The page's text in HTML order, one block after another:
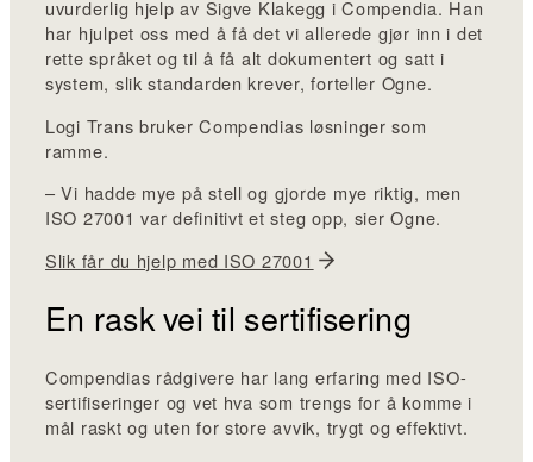
uvurderlig hjelp av Sigve Klakegg i Compendia. Han
har hjulpet oss med å få det vi allerede gjør inn i det
rette språket og til å få alt dokumentert og satt i
system, slik standarden krever, forteller Ogne.
Logi Trans bruker Compendias løsninger som
ramme.
– Vi hadde mye på stell og gjorde mye riktig, men
ISO 27001 var definitivt et steg opp, sier Ogne.
Slik får du hjelp med ISO 27001
En rask vei til sertifisering
Compendias rådgivere har lang erfaring med ISO-
sertifiseringer og vet hva som trengs for å komme i
mål raskt og uten for store avvik, trygt og effektivt.